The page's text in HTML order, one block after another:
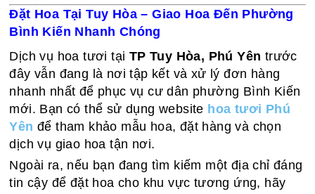
Đặt Hoa Tại Tuy Hòa – Giao Hoa Đến Phường
Bình Kiến Nhanh Chóng
Dịch vụ hoa tươi tại TP Tuy Hòa, Phú Yên trước
đây vẫn đang là nơi tập kết và xử lý đơn hàng
nhanh nhất để phục vụ cư dân phường Bình Kiến
mới. Bạn có thể sử dụng website hoa tươi Phú
Yên để tham khảo mẫu hoa, đặt hàng và chọn
dịch vụ giao hoa tận nơi.
Ngoài ra, nếu bạn đang tìm kiếm một địa chỉ đáng
tin cậy để đặt hoa cho khu vực tương ứng, hãy